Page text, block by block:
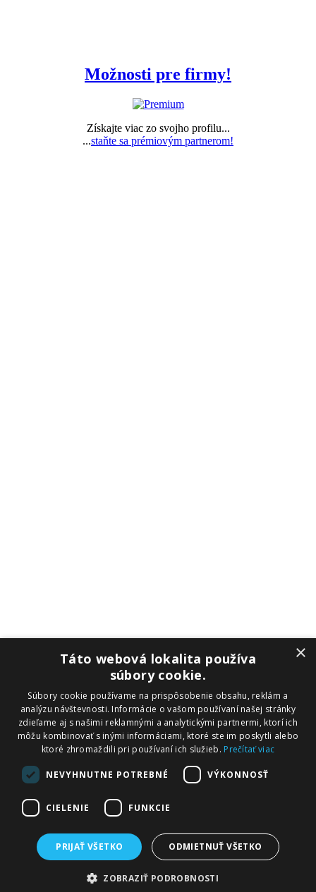
Možnosti pre firmy!
Získajte viac zo svojho profilu...
...staňte sa prémiovým partnerom!
Adresarfiriem.sk - obchodnýadresár firiem, kde nájdete kontaktné
údaje o viac ako 250 000 firmách na Slovensku. Vďaka mnohým
fotografiám, textovým popisom, podrobným informáciám a
firemným videám si môžete urobiť dokonalý obraz o jednotlivých
FAQ
Informácie a ochrana osobných údajov
Referencie
Informácie
Pridať firmu
Kontakt
Firemné video
Pridaj sa k nám!
×
Táto webová lokalita používa
súbory cookie.
Súbory cookie používame na prispôsobenie obsahu, reklám a
analýzu návštevnosti. Informácie o vašom používaní našej stránky
zdieľame aj s našimi reklamnými a analytickými partnermi, ktorí ich
môžu kombinovať s inými informáciami, ktoré ste im poskytli alebo
ktoré zhromaždili pri používaní ich služieb. Prečítať viac
NEVYHNUTNE POTREBNÉ VÝKONNOSŤ
CIELENIE FUNKCIE
PRIJAŤ VŠETKO ODMIETNUŤ VŠETKO
ZOBRAZIŤ PODROBNOSTI